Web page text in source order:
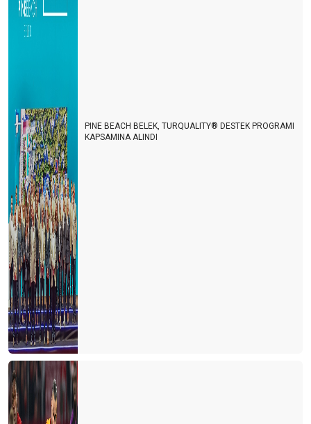
PINE BEACH BELEK, TURQUALITY® DESTEK PROGRAMI
KAPSAMINA ALINDI